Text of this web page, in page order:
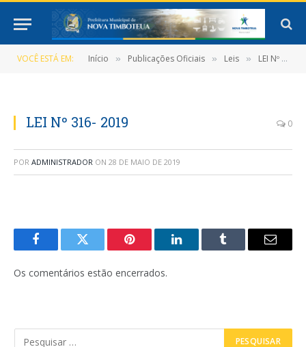
VOCÊ ESTÁ EM: Início » Publicações Oficiais » Leis » LEI Nº 346/2019, DE 21 DE MAIO DE 2019 (Acrescenta e altera dispositivos, no art. 50 da lei 332/2017 que dispõe sobre a nova estrutura organizacional da administração direta do poder Executivo do Município de Nova Timboteua e dá outras providências)
LEI Nº 316- 2019 0
POR ADMINISTRADOR ON 28 DE MAIO DE 2019
FacebookTwitter Pinterest LinkedInTumblr
E-
Os comentários estão encerrados.